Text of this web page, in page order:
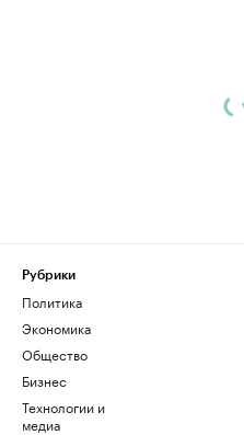
Рубрики
Политика
Экономика
Общество
Бизнес
Технологии и
медиа